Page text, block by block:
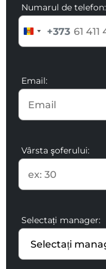
Numarul de telefon:
+373
Email:
Vârsta şoferului:
Selectați manager: